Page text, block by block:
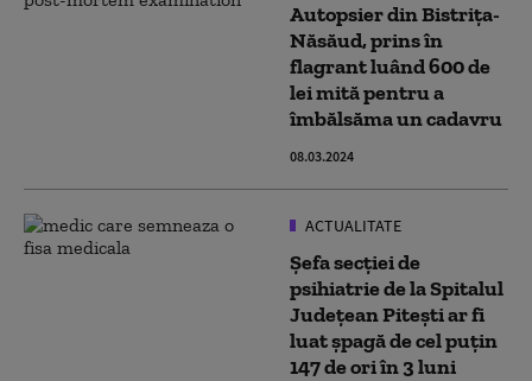
Autopsier din Bistriţa-
Năsăud, prins în
flagrant luând 600 de
lei mită pentru a
îmbălsăma un cadavru
08.03.2024
ACTUALITATE
Şefa secţiei de
psihiatrie de la Spitalul
Județean Pitești ar fi
luat șpagă de cel puțin
147 de ori în 3 luni